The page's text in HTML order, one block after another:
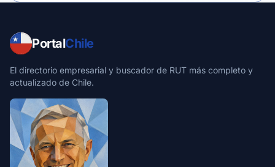
PortalChile
El directorio empresarial y buscador de RUT más completo y
actualizado de Chile.